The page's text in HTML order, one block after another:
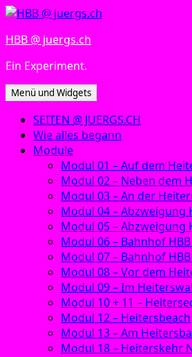
Zum
springen
HBB @ juergs.ch
Ein Experiment.
Menü und Widgets
SEITEN @ JUERGS.CH
Wie alles begann
Module
Modul 01 – Auf dem
Modul 02 – Neben dem
Modul 03 – An der
Modul 04 –
Modul 05 – Abzweigung
Modul 06 – Bahnhof
Modul 07 – Bahnhof
Modul 08 – Vor dem
Modul 09 – Im
Modul 10 + 11 –
Modul 12 – Heitersbeach
Modul 13 – Am
Modul 18 – Heiterskehr